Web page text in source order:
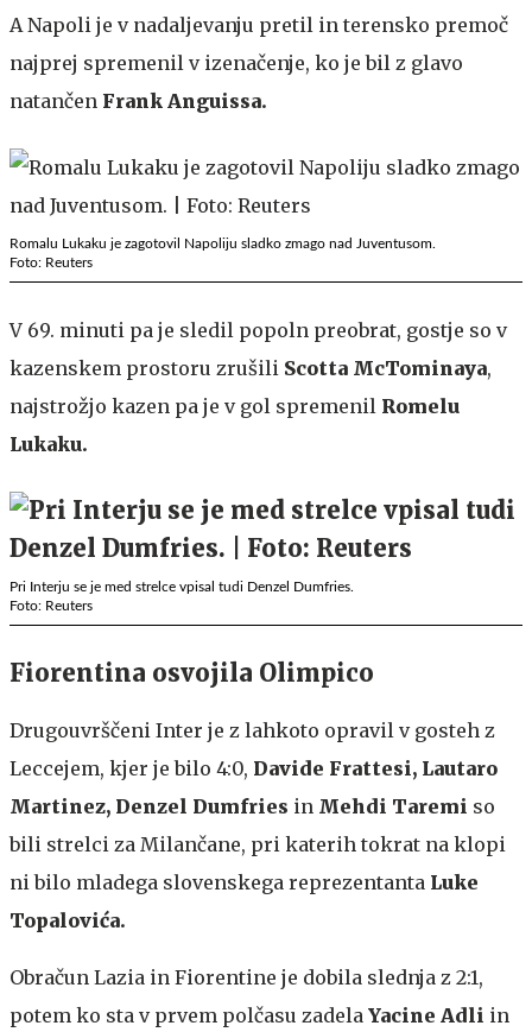
A Napoli je v nadaljevanju pretil in terensko premoč
najprej spremenil v izenačenje, ko je bil z glavo
natančen Frank Anguissa.
Romalu Lukaku je zagotovil Napoliju sladko zmago nad Juventusom.
Foto: Reuters
V 69. minuti pa je sledil popoln preobrat, gostje so v
kazenskem prostoru zrušili Scotta McTominaya,
najstrožjo kazen pa je v gol spremenil Romelu
Lukaku.
Pri Interju se je med strelce vpisal tudi Denzel Dumfries.
Foto: Reuters
Fiorentina osvojila Olimpico
Drugouvrščeni Inter je z lahkoto opravil v gosteh z
Leccejem, kjer je bilo 4:0, Davide Frattesi, Lautaro
Martinez, Denzel Dumfries in Mehdi Taremi so
bili strelci za Milančane, pri katerih tokrat na klopi
ni bilo mladega slovenskega reprezentanta Luke
Topalovića.
Obračun Lazia in Fiorentine je dobila slednja z 2:1,
potem ko sta v prvem polčasu zadela Yacine Adli in